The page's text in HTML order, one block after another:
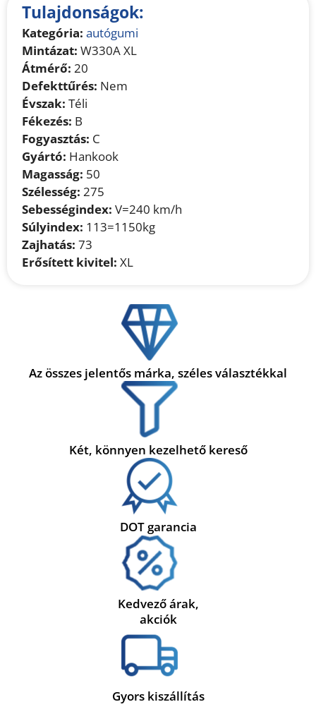
Tulajdonságok:
Kategória: autógumi
Mintázat: W330A XL
Átmérő: 20
Defekttűrés: Nem
Évszak: Téli
Fékezés: B
Fogyasztás: C
Gyártó: Hankook
Magasság: 50
Szélesség: 275
Sebességindex: V=240 km/h
Súlyindex: 113=1150kg
Zajhatás: 73
Erősített kivitel: XL
Az összes jelentős márka, széles választékkal
Két, könnyen kezelhető kereső
DOT garancia
Kedvező árak,
akciók
Gyors kiszállítás